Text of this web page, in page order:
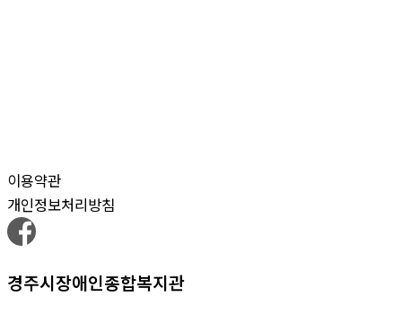
이용약관
개인정보처리방침
경주시장애인종합복지관